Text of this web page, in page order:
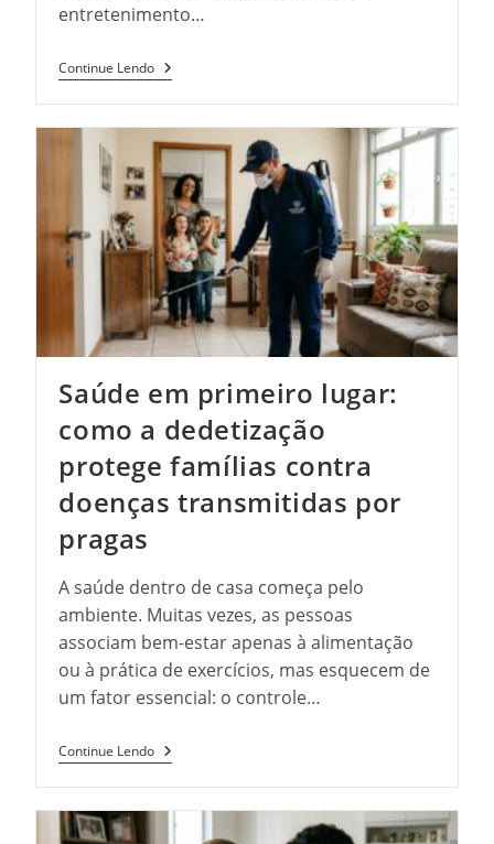
entretenimento…
Continue LendoSaúde
Mental
Digital:
Como
O
Equilíbrio
Entre
Lazer
E
Jogos
Online
Pode
Melhorar
Seu
Bem-
Saúde em primeiro lugar:
como a dedetização
protege famílias contra
doenças transmitidas por
pragas
A saúde dentro de casa começa pelo
ambiente. Muitas vezes, as pessoas
associam bem-estar apenas à alimentação
ou à prática de exercícios, mas esquecem de
um fator essencial: o controle…
Continue LendoSaúde
Em
Como